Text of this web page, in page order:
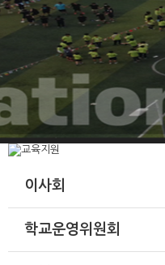
이사회
학교운영위원회